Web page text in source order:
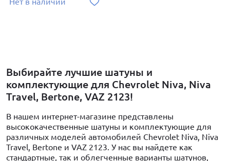
Выбирайте лучшие шатуны и
комплектующие для Chevrolet Niva, Niva
Travel, Bertone, VAZ 2123!
В нашем интернет-магазине представлены
высококачественные шатуны и комплектующие для
различных моделей автомобилей Chevrolet Niva, Niva
Travel, Bertone и VAZ 2123. У нас вы найдете как
стандартные, так и облегченные варианты шатунов,